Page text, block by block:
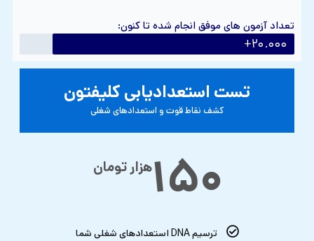
تعداد آزمون های موفق انجام شده تا کنون:
۲۰.۰۰۰+
تست استعدادیابی کلیفتون
کشف نقاط قوت و استعدادهای شغلی
هزار تومان۱۵۰
ترسیم DNA استعدادهای شغلی شما